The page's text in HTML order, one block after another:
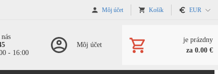
Môj účet Košík EUR
- 16:00
Môj účet
je prázdny
za 0.00 €